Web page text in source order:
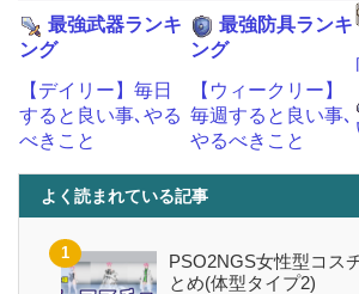
最強武器ランキ
ング
最強防具ランキ
ング
【デイリー】毎日
すると良い事､やる
べきこと
【ウィークリー】
毎週すると良い事､
やるべきこと
よく読まれている記事
PSO2NGS女性型コス
とめ(体型タイプ2)